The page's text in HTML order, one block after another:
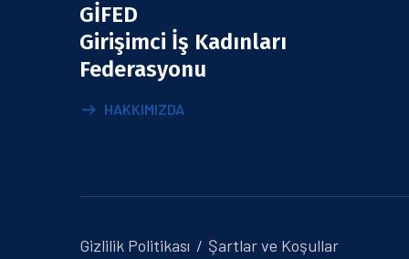
GİFED
Girişimci İş Kadınları
Federasyonu
HAKKIMIZDA
Gizlilik Politikası Şartlar ve Koşullar